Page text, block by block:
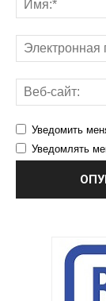
Уведомить
Уведомлять